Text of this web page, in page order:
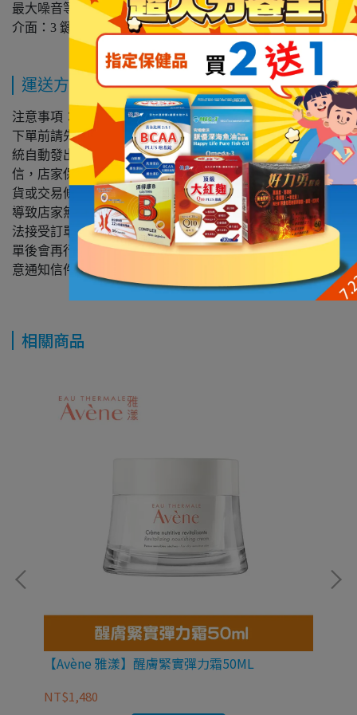
最大噪音等級：60 分貝
介面：3 鍵式
運送方式
注意事項：
下單前請先聯繫客服人員詢問有無現貨，您下單後會收到系
統自動發出制式訂購通知信，此訂購通知信非訂購成功通知
信，店家保留訂單接受與否權利，如因產品無存貨、持續缺
貨或交易條件有誤（如因系統價格標示錯誤）或其他情形，
導致店家無法接受您的訂單，將以電子郵件方式發送店家無
法接受訂單之通知，並盡快辦理退款；店家確認接受此筆訂
單後會再行發送確認接受訂單及出貨通知電子郵件，敬請注
意通知信件，一般商品寄送時程依賣場公告為準。
相關商品
【Avène 雅漾】醒膚緊實彈力霜50ML
NT$1,480